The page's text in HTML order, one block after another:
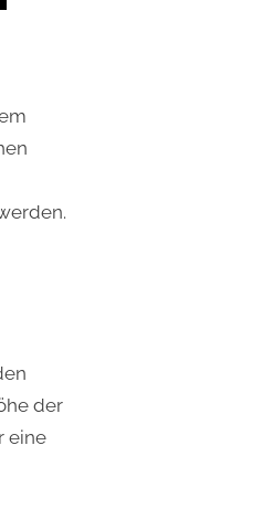
der
eine